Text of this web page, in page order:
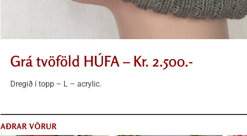
Grá tvöföld HÚFA – Kr. 2.500.-
Dregið í topp – L – acrylic.
AÐRAR VÖRUR